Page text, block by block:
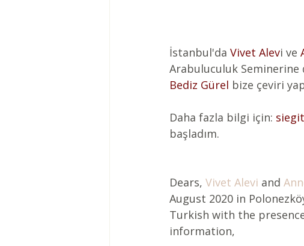
İstanbul'da Vivet Alevi ve
Arabuluculuk
Bediz Gürel bize çeviri
Daha fazla bilgi için:
başladım.
Dears, Vivet Alevi and
August 2020 in
Turkish with the
information,